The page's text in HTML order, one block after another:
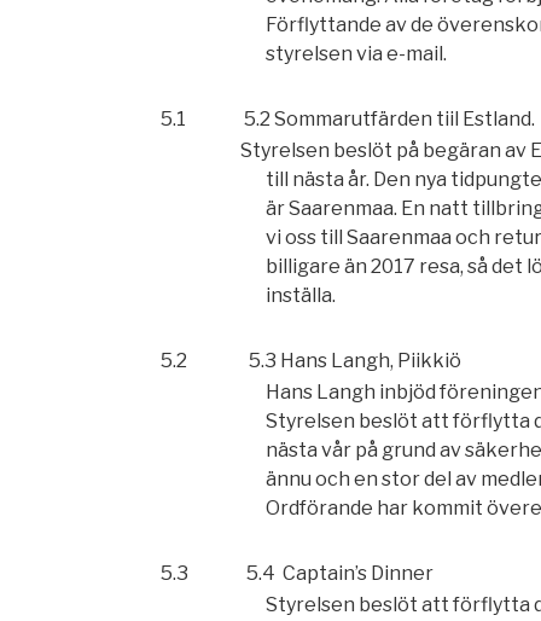
Förflyttande av de
styrelsen via e-mail.
5.1 5.2Sommarutfärden tiil Estland.
Styrelsen beslöt på begäran
till nästa år. Den nya
är Saarenmaa. En natt
vi oss till Saarenmaa och
billigare än 2017 resa, så
inställa.
5.2 5.3 Hans Langh, Piikkiö
Hans Langh inbjöd
Styrelsen beslöt att förflytta
nästa vår på grund av
ännu och en stor del av
Ordförande har kommit
5.3 5.4Captain’s Dinner
Styrelsen beslöt att förflytta